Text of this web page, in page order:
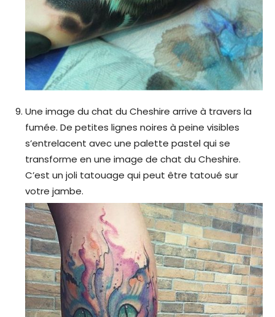
Une image du chat du Cheshire arrive à travers la
fumée. De petites lignes noires à peine visibles
s’entrelacent avec une palette pastel qui se
transforme en une image de chat du Cheshire.
C’est un joli tatouage qui peut être tatoué sur
votre jambe.